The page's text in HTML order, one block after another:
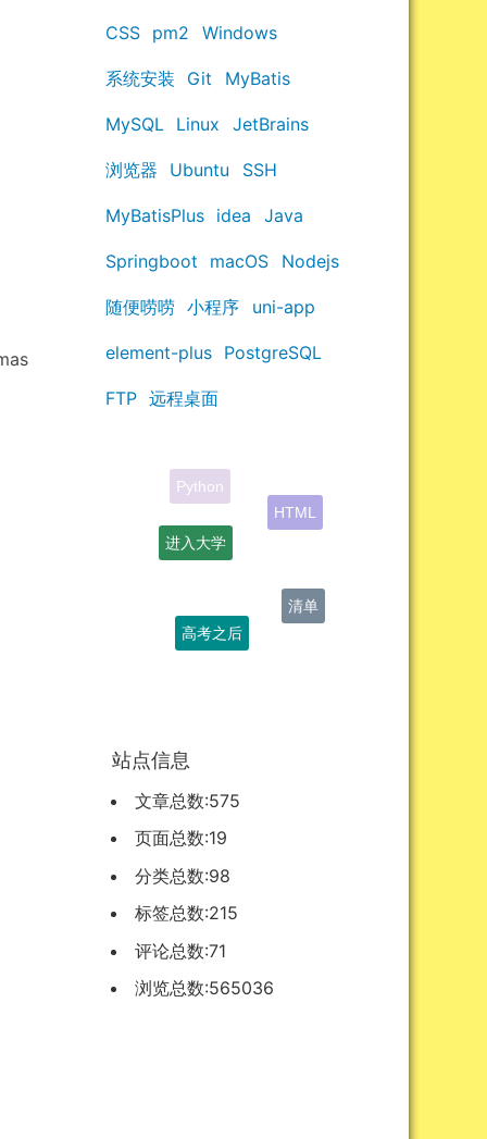
CSS pm2 Windows
系统安装 Git MyBatis
MySQL Linux JetBrains
浏览器 Ubuntu SSH
MyBatisPlus idea Java
Springboot macOS Nodejs
随便唠唠 小程序 uni-app
element-plus PostgreSQL
FTP 远程桌面
学习资料
进入大学
站点信息
文章总数:575
页面总数:19
分类总数:98
标签总数:215
评论总数:71
浏览总数:565036